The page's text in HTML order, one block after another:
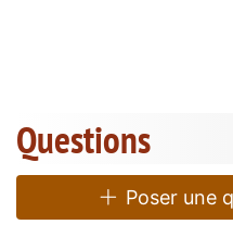
Questions
Poser une